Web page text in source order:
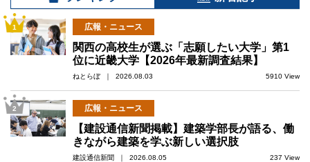
1 広報・ニュース
関西の高校生が選ぶ「志願したい大学」第1
位に近畿大学【2026年最新調査結果】
ねとらぼ ｜ 2026.08.03 5910 View
2 広報・ニュース
【建設通信新聞掲載】建築学部長が語る、働
きながら建築を学ぶ新しい選択肢
建設通信新聞 ｜ 2026.08.05 237 View